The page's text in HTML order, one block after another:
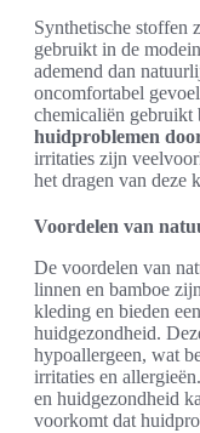
Synthetische stoffen
gebruikt in de
ademend dan
oncomfortabel
chemicaliën gebruikt
huidproblemen
irritaties zijn
het dragen van deze
Voordelen van
De voordelen van
linnen en bamboe
kleding en bieden
huidgezondheid.
hypoallergeen, wat
irritaties en
en huidgezondheid
voorkomt dat